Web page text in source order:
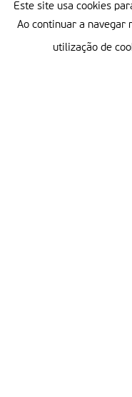
Este site usa cookies
Ao continuar a navegar
utilização de